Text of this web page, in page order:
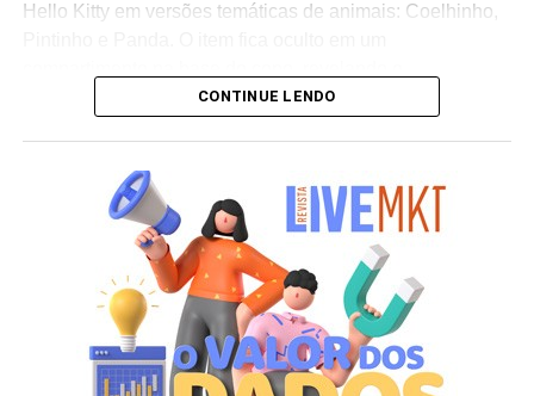
Camila Barone
TÓPICOS RELACIONADOS: DESTAQUE
Huggies traz apelido de infância nas camisetas
dos jogadores de futebol
Dialog e Employer Branding Brasil lançam quiz
para descobrir o nível de marca empregadora das
empresas
Hello Kitty em versões temáticas de animais: Coelhinho,
personagem surpresa apenas no momento da abertura
criação de experiências afetivas para diferentes
gerações. Com o Copo Surpresa, queremos trazer um
novo momento de interação com a marca, adicionando
um elemento de surpresa que torna cada visita ao Bob’s
ainda mais divertida”, aponta Renata Brigatti Lange,
diretora de marketing do Bob’s.
A campanha possui abrangência nacional e estará
CONTINUE LENDO